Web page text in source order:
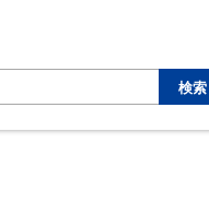
検索